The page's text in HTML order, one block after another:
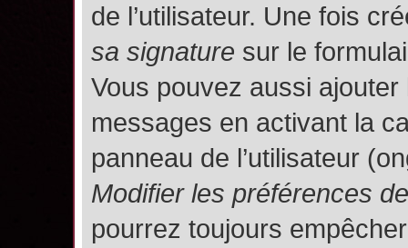
de l’utilisateur. Une fois
sa signature sur le
Vous pouvez aussi
messages en activant la
panneau de l’utilisateur
Modifier les préférences
pourrez toujours